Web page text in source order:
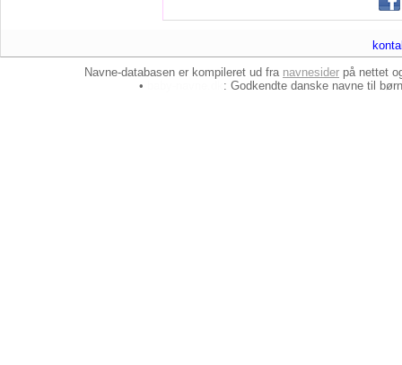
Navne-databasen er kompileret ud fra navnesider på nettet
•
: Godkendte danske navne til børn